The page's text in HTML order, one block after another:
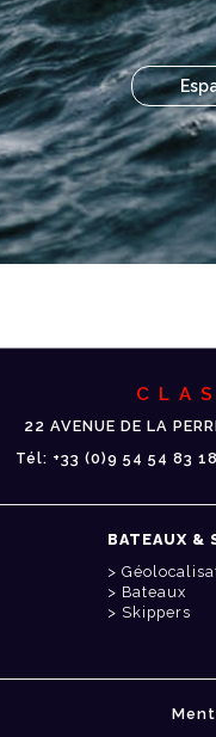
22 AVENUE DE LA
Tél: +33 (0)9 54 54 83 18
BATEAUX &
Bateaux
Skippers